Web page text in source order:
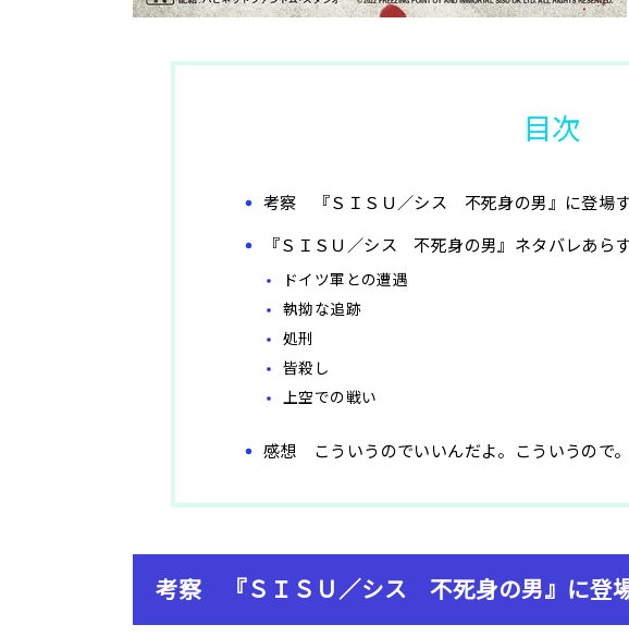
目次
考察 『ＳＩＳＵ／シス 不死身の男』に登場す
『ＳＩＳＵ／シス 不死身の男』ネタバレあら
ドイツ軍との遭遇
執拗な追跡
処刑
皆殺し
上空での戦い
感想 こういうのでいいんだよ。こういうので。
考察 『ＳＩＳＵ／シス 不死身の男』に登